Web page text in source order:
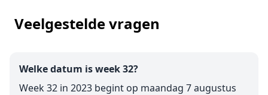
Veelgestelde vragen
Welke datum is week 32?
Week 32 in 2023 begint op maandag 7 augustus